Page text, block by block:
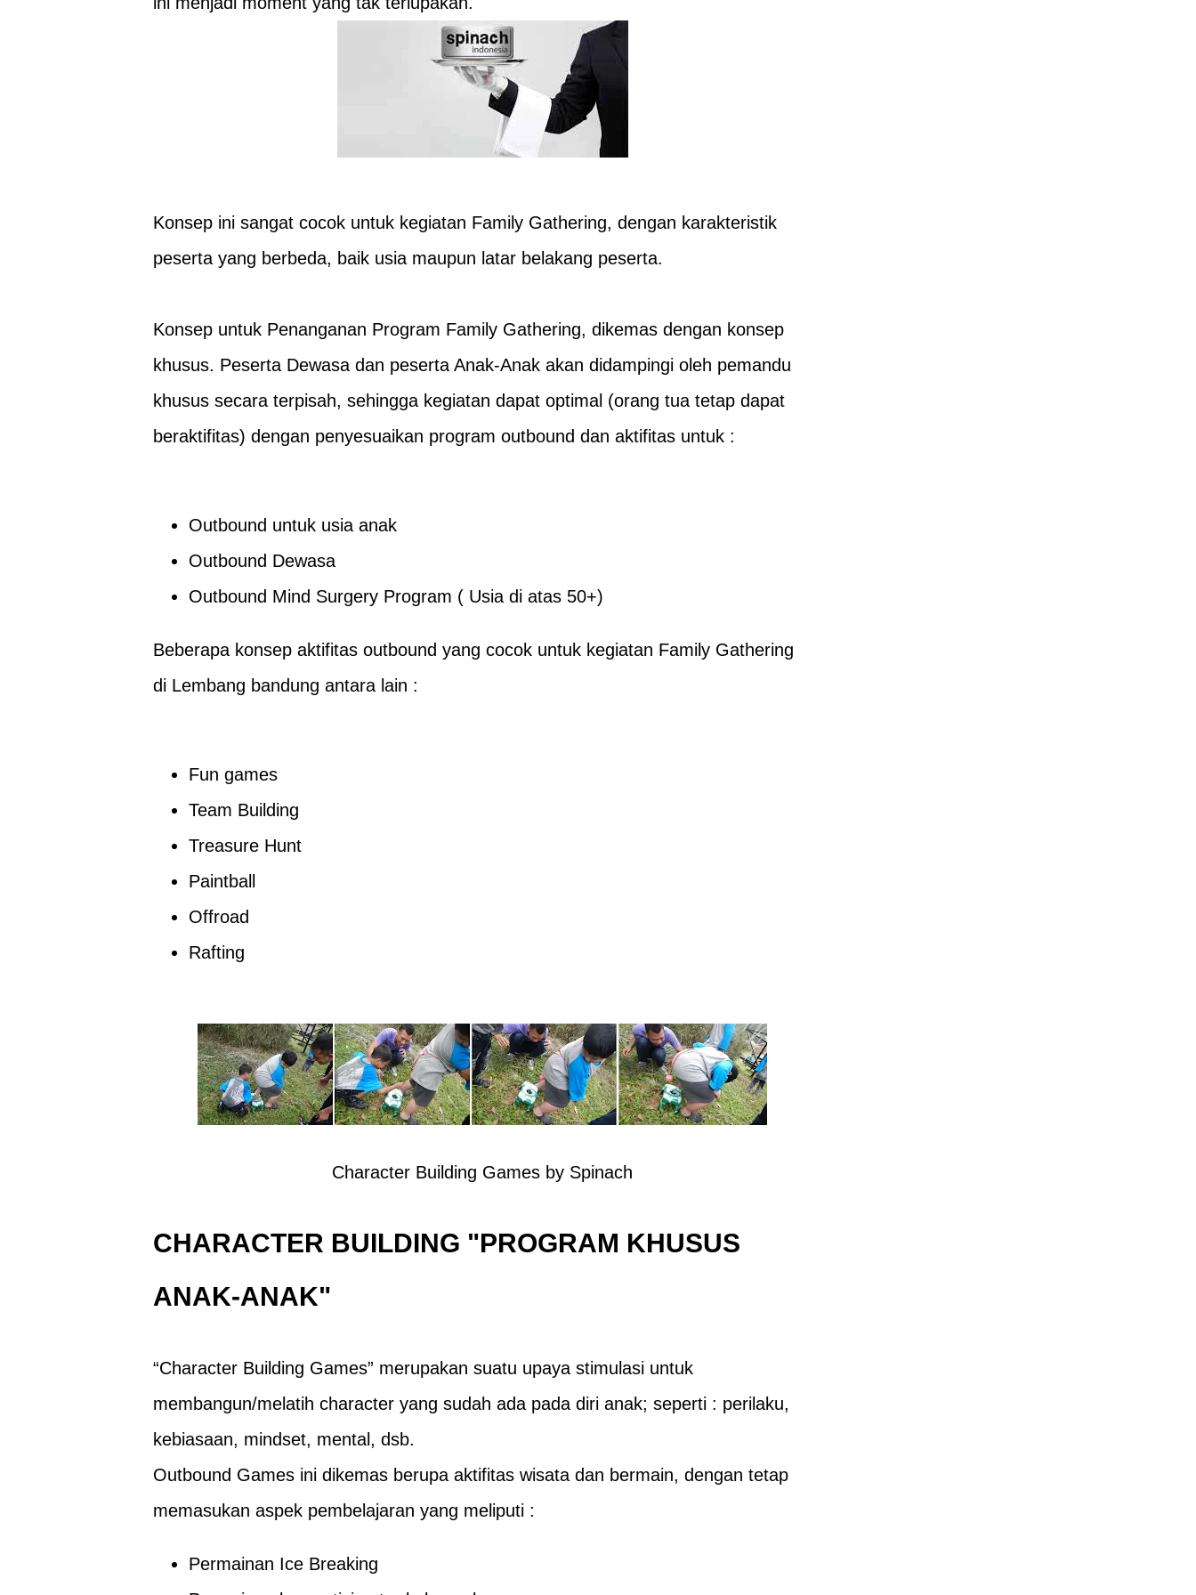
Konsep ini sangat cocok untuk kegiatan Family Gathering, dengan karakteristik
peserta yang berbeda, baik usia maupun latar belakang peserta.
Konsep untuk Penanganan Program Family Gathering, dikemas dengan konsep
khusus. Peserta Dewasa dan peserta Anak-Anak akan didampingi oleh pemandu
khusus secara terpisah, sehingga kegiatan dapat optimal (orang tua tetap dapat
beraktifitas) dengan penyesuaikan program outbound dan aktifitas untuk :
Outbound untuk usia anak
Outbound Dewasa
Outbound Mind Surgery Program ( Usia di atas 50+)
Beberapa konsep aktifitas outbound yang cocok untuk kegiatan Family Gathering
di Lembang bandung antara lain :
Fun games
Team Building
Treasure Hunt
Paintball
Offroad
Rafting
Character Building Games by Spinach
CHARACTER BUILDING "PROGRAM KHUSUS
ANAK-ANAK"
“Character Building Games” merupakan suatu upaya stimulasi untuk
membangun/melatih character yang sudah ada pada diri anak; seperti : perilaku,
kebiasaan, mindset, mental, dsb.
Outbound Games ini dikemas berupa aktifitas wisata dan bermain, dengan tetap
memasukan aspek pembelajaran yang meliputi :
Permainan Ice Breaking